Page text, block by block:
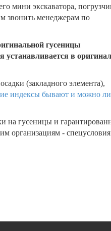
мини экскаватора,
звонить менеджерам по
гусеницы
устанавливается в
(закладного элемента),
индексы бывают и можно
на гусеницы и
организациям -